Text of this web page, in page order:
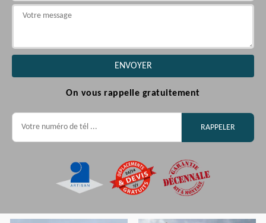
On vous rappelle gratuitement